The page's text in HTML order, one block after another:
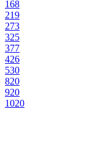
168
219
273
325
377
426
530
820
920
1020